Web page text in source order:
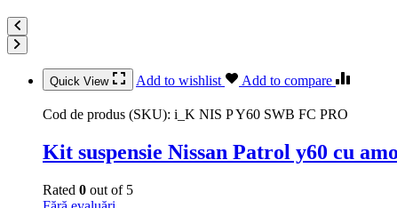
Quick View Add to wishlist Add to compare
Cod de produs (SKU): i_K NIS P Y60 SWB FC PRO
Kit suspensie Nissan Patrol y60 cu
Rated 0 out of 5